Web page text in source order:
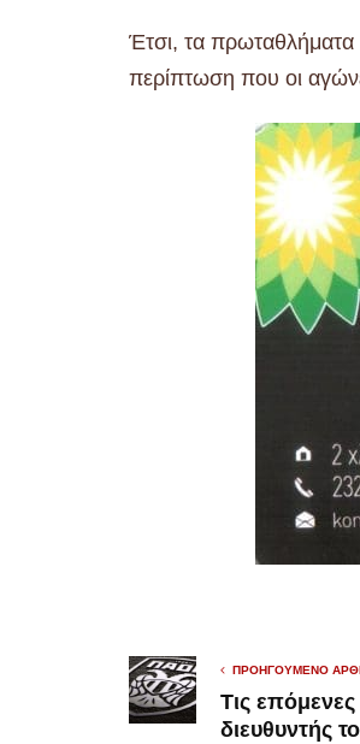
Έτσι, τα πρωταθλήματα
περίπτωση που οι
ΠΡΟΗΓΟΎΜΕΝΟ
Τις επόμενες
διευθυντής